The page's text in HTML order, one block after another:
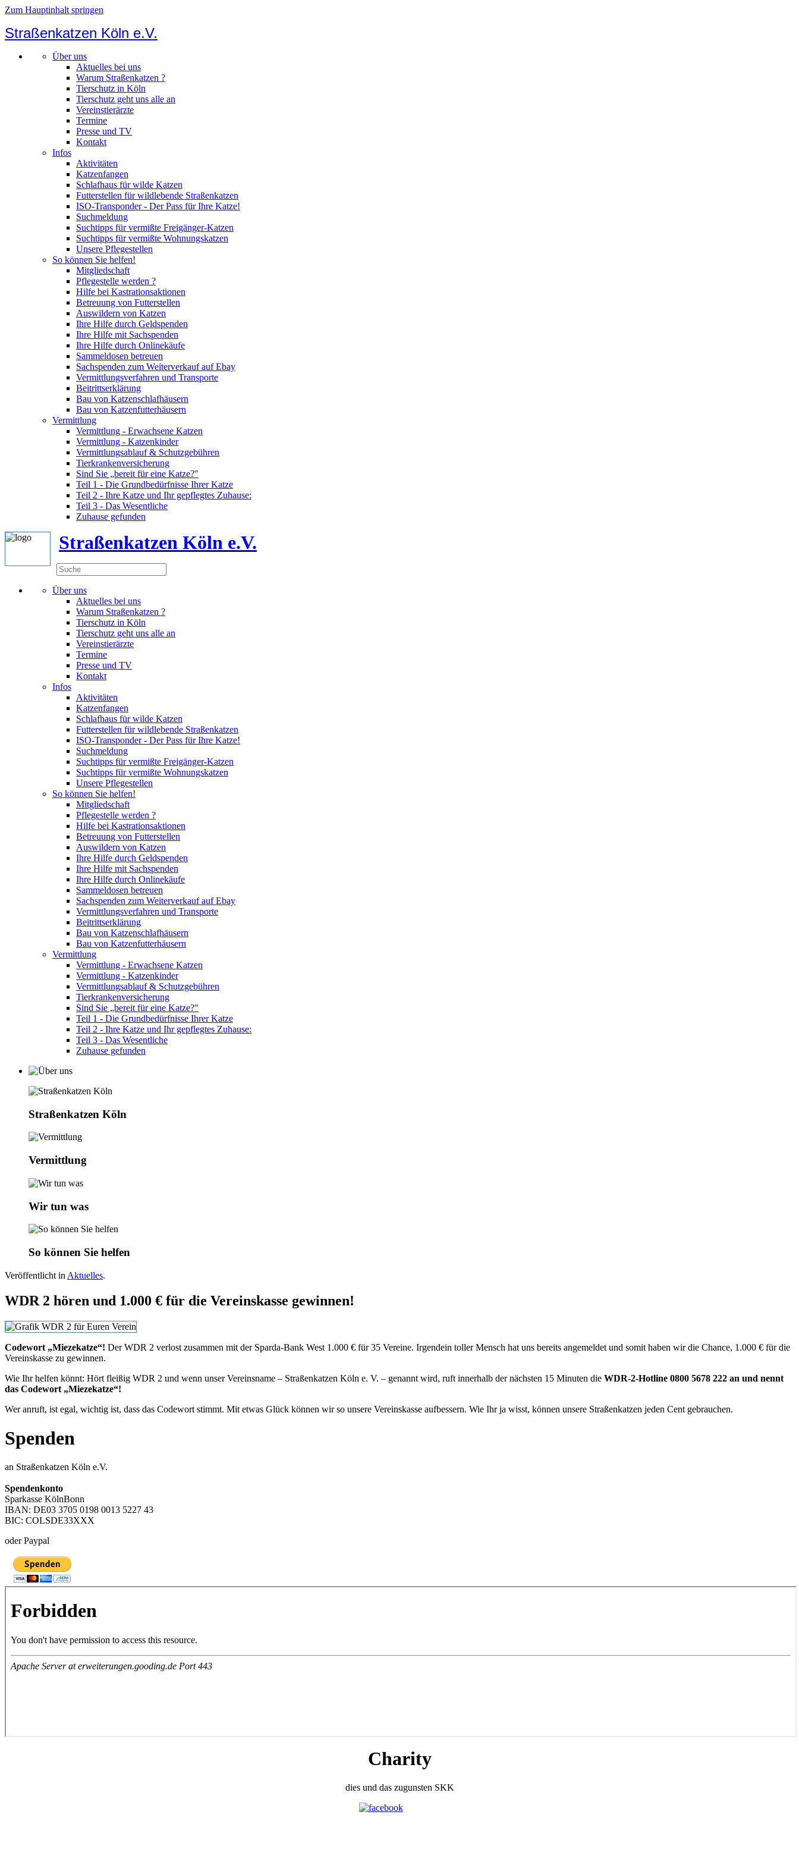
Zum Hauptinhalt springen
Straßenkatzen Köln e.V.
Über uns
Aktuelles bei uns
Warum Straßenkatzen ?
Tierschutz in Köln
Tierschutz geht uns alle an
Vereinstierärzte
Termine
Presse und TV
Kontakt
Infos
Aktivitäten
Katzenfangen
Schlafhaus für wilde Katzen
Futterstellen für wildlebende Straßenkatzen
ISO-Transponder - Der Pass für Ihre Katze!
Suchmeldung
Suchtipps für vermißte Freigänger-Katzen
Suchtipps für vermißte Wohnungskatzen
Unsere Pflegestellen
So können Sie helfen!
Mitgliedschaft
Pflegestelle werden ?
Hilfe bei Kastrationsaktionen
Betreuung von Futterstellen
Auswildern von Katzen
Ihre Hilfe durch Geldspenden
Ihre Hilfe mit Sachspenden
Ihre Hilfe durch Onlinekäufe
Sammeldosen betreuen
Sachspenden zum Weiterverkauf auf Ebay
Vermittlungsverfahren und Transporte
Beitrittserklärung
Bau von Katzenschlafhäusern
Bau von Katzenfutterhäusern
Vermittlung
Vermittlung - Erwachsene Katzen
Vermittlung - Katzenkinder
Vermittlungsablauf & Schutzgebühren
Tierkrankenversicherung
Sind Sie „bereit für eine Katze?"
Teil 1 - Die Grundbedürfnisse Ihrer Katze
Teil 2 - Ihre Katze und Ihr gepflegtes Zuhause:
Teil 3 - Das Wesentliche
Zuhause gefunden
Straßenkatzen Köln e.V.
Über uns
Aktuelles bei uns
Warum Straßenkatzen ?
Tierschutz in Köln
Tierschutz geht uns alle an
Vereinstierärzte
Termine
Presse und TV
Kontakt
Infos
Aktivitäten
Katzenfangen
Schlafhaus für wilde Katzen
Futterstellen für wildlebende Straßenkatzen
ISO-Transponder - Der Pass für Ihre Katze!
Suchmeldung
Suchtipps für vermißte Freigänger-Katzen
Suchtipps für vermißte Wohnungskatzen
Unsere Pflegestellen
So können Sie helfen!
Mitgliedschaft
Pflegestelle werden ?
Hilfe bei Kastrationsaktionen
Betreuung von Futterstellen
Auswildern von Katzen
Ihre Hilfe durch Geldspenden
Ihre Hilfe mit Sachspenden
Ihre Hilfe durch Onlinekäufe
Sammeldosen betreuen
Sachspenden zum Weiterverkauf auf Ebay
Vermittlungsverfahren und Transporte
Beitrittserklärung
Bau von Katzenschlafhäusern
Bau von Katzenfutterhäusern
Vermittlung
Vermittlung - Erwachsene Katzen
Vermittlung - Katzenkinder
Vermittlungsablauf & Schutzgebühren
Tierkrankenversicherung
Sind Sie „bereit für eine Katze?"
Teil 1 - Die Grundbedürfnisse Ihrer Katze
Teil 2 - Ihre Katze und Ihr gepflegtes Zuhause:
Teil 3 - Das Wesentliche
Zuhause gefunden
Straßenkatzen Köln
Vermittlung
Wir tun was
So können Sie helfen
Veröffentlicht in Aktuelles.
WDR 2 hören und 1.000 € für die Vereinskasse gewinnen!
Codewort „Miezekatze“! Der WDR 2 verlost zusammen mit der Sparda-Bank West 1.000 € für 35 Vereine. Irgendein toller Mensch hat uns bereits angemeldet und somit haben wir die Chance, 1.000 € für die
Vereinskasse zu gewinnen.
Wie Ihr helfen könnt: Hört fleißig WDR 2 und wenn unser Vereinsname – Straßenkatzen Köln e. V. – genannt wird, ruft innerhalb der nächsten 15 Minuten die WDR-2-Hotline 0800 5678 222 an und nennt
das Codewort „Miezekatze“!
Wer anruft, ist egal, wichtig ist, dass das Codewort stimmt. Mit etwas Glück können wir so unsere Vereinskasse aufbessern. Wie Ihr ja wisst, können unsere Straßenkatzen jeden Cent gebrauchen.
Spenden
an Straßenkatzen Köln e.V.
Spendenkonto
Sparkasse KölnBonn
IBAN: DE03 3705 0198 0013 5227 43
BIC: COLSDE33XXX
oder Paypal
Charity
dies und das zugunsten SKK